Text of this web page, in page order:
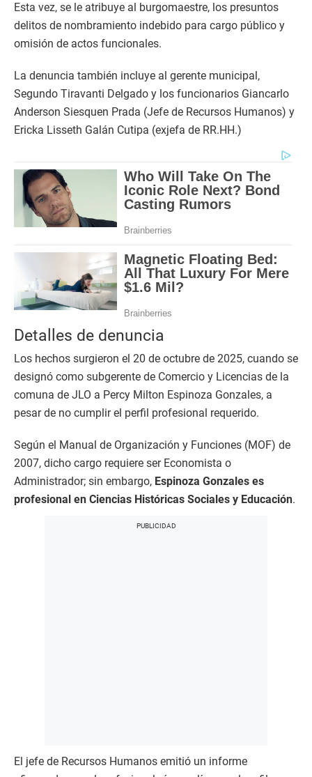
Esta vez, se le atribuye al burgomaestre, los presuntos
delitos de nombramiento indebido para cargo público y
omisión de actos funcionales.
La denuncia también incluye al gerente municipal,
Segundo Tiravanti Delgado y los funcionarios Giancarlo
Anderson Siesquen Prada (Jefe de Recursos Humanos) y
Ericka Lisseth Galán Cutipa (exjefa de RR.HH.)
Detalles de denuncia
Los hechos surgieron el 20 de octubre de 2025, cuando se
designó como subgerente de Comercio y Licencias de la
comuna de JLO a Percy Milton Espinoza Gonzales, a
pesar de no cumplir el perfil profesional requerido.
Según el Manual de Organización y Funciones (MOF) de
2007, dicho cargo requiere ser Economista o
Administrador; sin embargo, Espinoza Gonzales es
profesional en Ciencias Históricas Sociales y Educación.
El jefe de Recursos Humanos emitió un informe